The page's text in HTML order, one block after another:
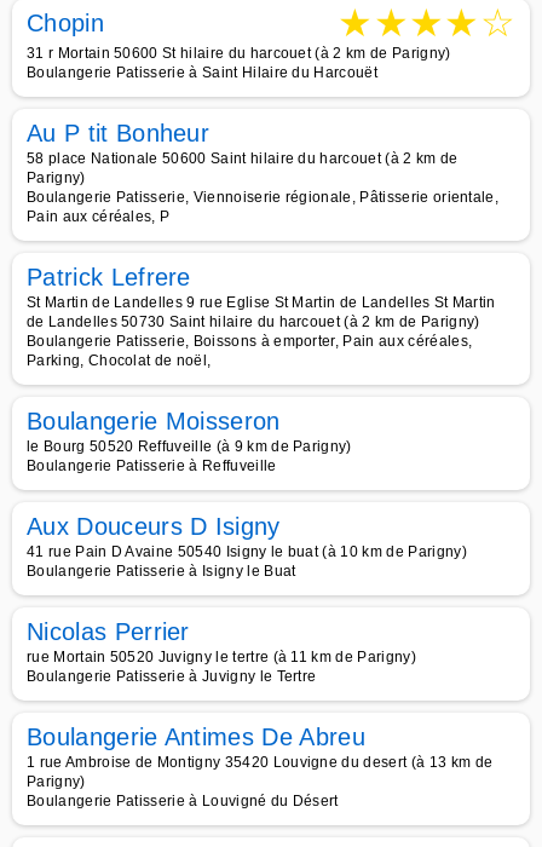
Chopin ★★★★☆
31 r Mortain 50600 St hilaire du harcouet (à 2 km de Parigny)
Boulangerie Patisserie à Saint Hilaire du Harcouët
Au P tit Bonheur
58 place Nationale 50600 Saint hilaire du harcouet (à 2 km de
Parigny)
Boulangerie Patisserie, Viennoiserie régionale, Pâtisserie orientale,
Pain aux céréales, P
Patrick Lefrere
St Martin de Landelles 9 rue Eglise St Martin de Landelles St Martin
de Landelles 50730 Saint hilaire du harcouet (à 2 km de Parigny)
Boulangerie Patisserie, Boissons à emporter, Pain aux céréales,
Parking, Chocolat de noël,
Boulangerie Moisseron
le Bourg 50520 Reffuveille (à 9 km de Parigny)
Boulangerie Patisserie à Reffuveille
Aux Douceurs D Isigny
41 rue Pain D Avaine 50540 Isigny le buat (à 10 km de Parigny)
Boulangerie Patisserie à Isigny le Buat
Nicolas Perrier
rue Mortain 50520 Juvigny le tertre (à 11 km de Parigny)
Boulangerie Patisserie à Juvigny le Tertre
Boulangerie Antimes De Abreu
1 rue Ambroise de Montigny 35420 Louvigne du desert (à 13 km de
Parigny)
Boulangerie Patisserie à Louvigné du Désert